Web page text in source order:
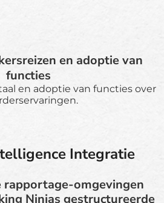
en adoptie van
functies
en adoptie van functies over
Integratie
rapportage-omgevingen
Ninjas gestructureerde